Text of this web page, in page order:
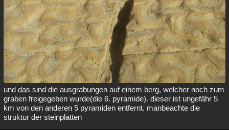
und das sind die ausgrabungen auf einem berg, welcher noch zum
graben freigegeben wurde(die 6. pyramide). dieser ist ungefähr 5
km von den anderen 5 pyramiden entfernt. manbeachte die
struktur der steinplatten